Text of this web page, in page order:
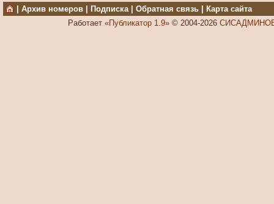
Архив номеров Подписка| Обратная связь
Карта сайта
Работает «Публикатор 1.9»© 2004-2026